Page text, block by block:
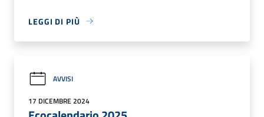
LEGGI DI PIÙ
AVVISI
17 DICEMBRE 2024